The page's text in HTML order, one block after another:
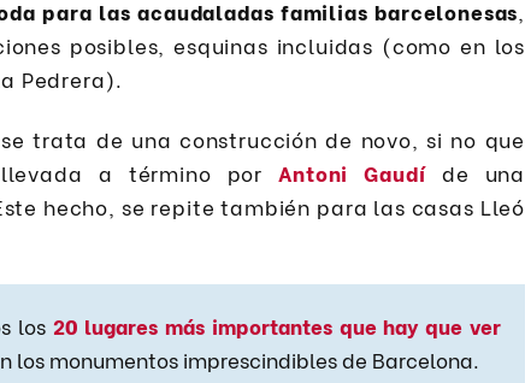
para las acaudaladas familias barcelonesas
posibles, esquinas incluidas (como en los
Pedrera).
trata de una construcción de novo, si no que
a término porAntoni Gaudíde una
hecho, se repite también para las casas Lleó
los 20 lugares más importantes que hay que ver
los monumentos imprescindibles de Barcelona.